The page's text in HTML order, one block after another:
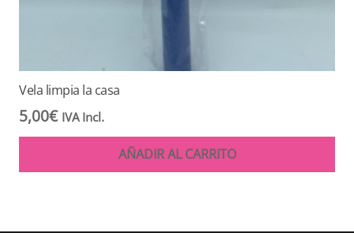
Vela limpia la casa
5,00€ IVA Incl.
AÑADIR AL CARRITO